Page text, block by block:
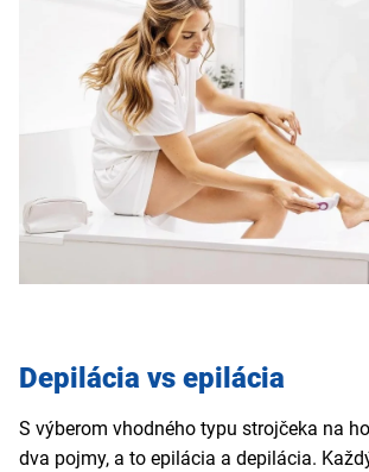
Depilácia vs epilácia
S výberom vhodného typu strojčeka na
dva pojmy, a to epilácia a depilácia.